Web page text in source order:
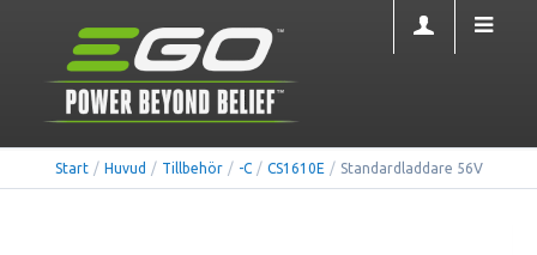
Start / Huvud / Tillbehör / -C / CS1610E / Standardladdare 56V